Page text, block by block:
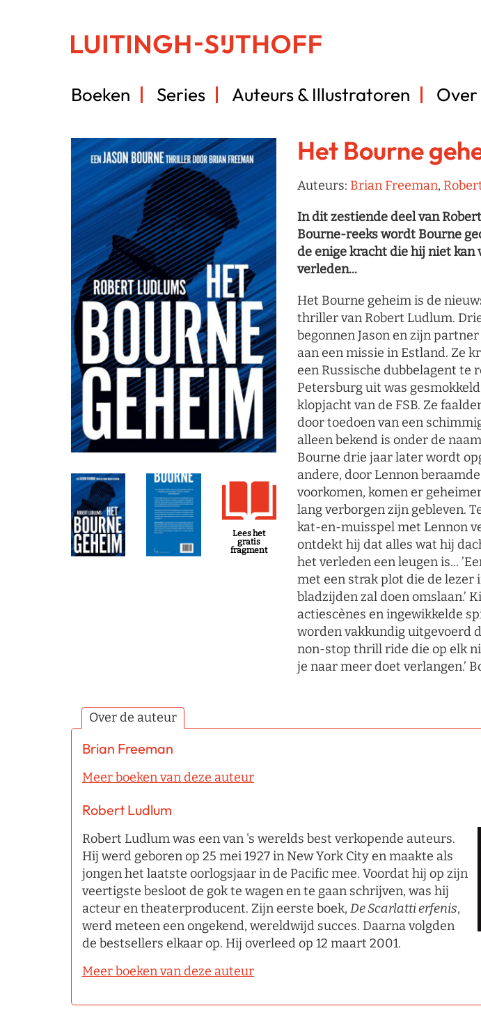
Boeken Series Auteurs & Illustratoren Over
Lees het
gratis
fragment
Het Bourne
Auteurs: Brian Freeman,
In dit zestiende deel van
Bourne-reeks wordt Bourne
de enige kracht die hij niet kan
verleden...
Het Bourne geheim is de
thriller van Robert Ludlum.
begonnen Jason en zijn
aan een missie in Estland. Ze
een Russische dubbelagent te
Petersburg uit was
klopjacht van de FSB. Ze
door toedoen van een
alleen bekend is onder de
Bourne drie jaar later wordt
andere, door Lennon
voorkomen, komen er
lang verborgen zijn gebleven.
kat-en-muisspel met Lennon
ontdekt hij dat alles wat hij
het verleden een leugen is...
met een strak plot die de lezer
bladzijden zal doen omslaan.’
actiescènes en ingewikkelde
worden vakkundig uitgevoerd
non-stop thrill ride die op elk
je naar meer doet verlangen.’
Over de auteur
Brian Freeman
Meer boeken van deze auteur
Robert Ludlum
Robert Ludlum was een van 's werelds best verkopende auteurs.
Hij werd geboren op 25 mei 1927 in New York City en maakte als
jongen het laatste oorlogsjaar in de Pacific mee. Voordat hij op zijn
veertigste besloot de gok te wagen en te gaan schrijven, was hij
acteur en theaterproducent. Zijn eerste boek, De Scarlatti erfenis,
werd meteen een ongekend, wereldwijd succes. Daarna volgden
de bestsellers elkaar op. Hij overleed op 12 maart 2001.
Meer boeken van deze auteur